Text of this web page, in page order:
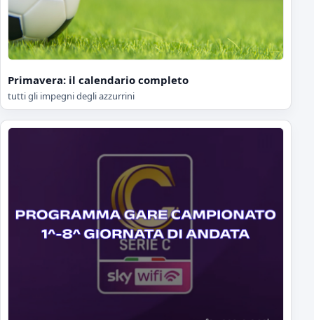
Primavera: il calendario completo
tutti gli impegni degli azzurrini